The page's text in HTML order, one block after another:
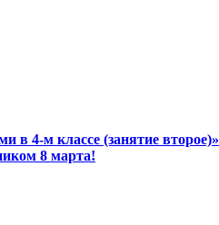
в 4-м классе (занятие второе)»
8 марта!